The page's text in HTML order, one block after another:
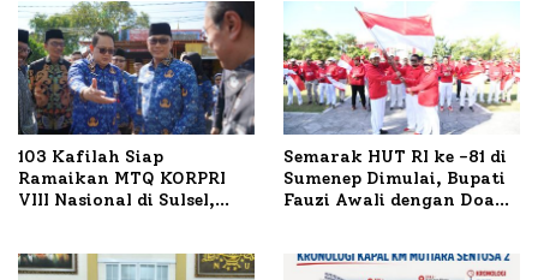
103 Kafilah Siap
Ramaikan MTQ KORPRI
VIII Nasional di Sulsel,
Semarak HUT RI ke -81 di
Sumenep Dimulai, Bupati
Fauzi Awali dengan Doa